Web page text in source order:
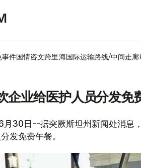
事件国情咨文跨里海国际运输路线/中间走廊
企业给医护人员分发免
月30日--据突厥斯坦州新闻处消息
发免费午餐。